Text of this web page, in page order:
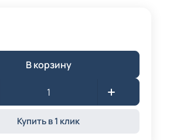
В корзину
Купить в 1 клик